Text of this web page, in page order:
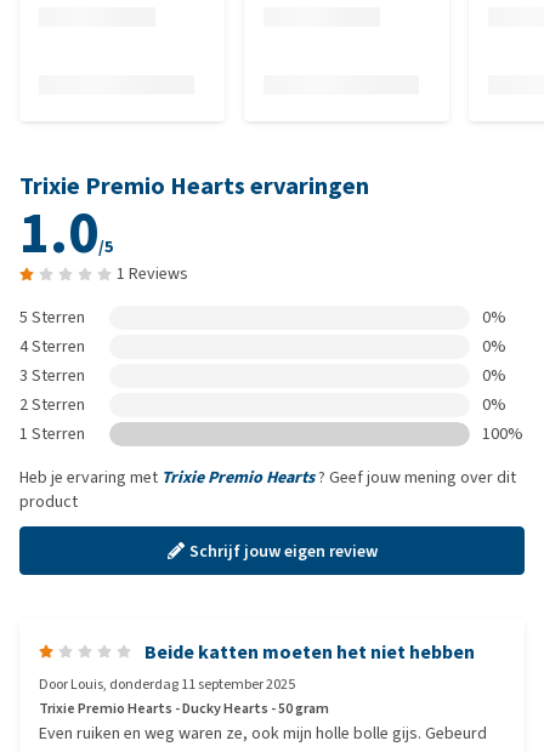
Trixie Premio Hearts ervaringen
1.0/5
1 Reviews
5 Sterren
0%
4 Sterren
0%
3 Sterren
0%
2 Sterren
0%
1 Sterren
100%
Heb je ervaring met Trixie Premio Hearts? Geef jouw mening over dit
product
Schrijf jouw eigen review
Beide katten moeten het niet hebben
DoorLouis, donderdag 11 september 2025
Trixie Premio Hearts - Ducky Hearts - 50 gram
Even ruiken en weg waren ze, ook mijn holle bolle gijs. Gebeurd